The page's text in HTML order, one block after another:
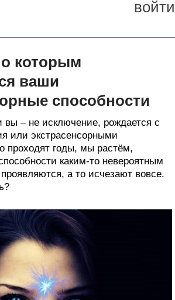
войти
которым
ваши
способности
вы – не исключение, рождается с
или экстрасенсорными
проходят годы, мы растём,
каким-то невероятным
а то исчезают вовсе.